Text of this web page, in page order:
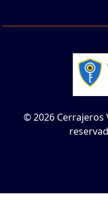
© 2026 Cerrajeros